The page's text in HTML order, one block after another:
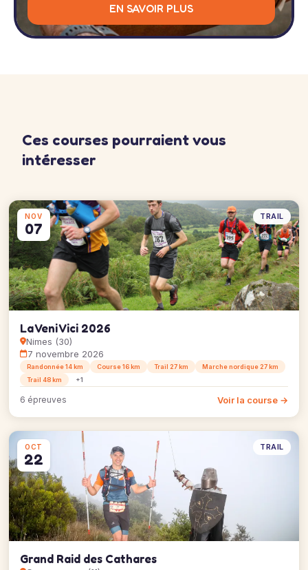
EN SAVOIR PLUS
Ces courses pourraient vous
intéresser
NOV
07
TRAIL
La Veni Vici 2026
Nimes (30)
7 novembre 2026
Randonnée 14 km Course 16 km Trail 27 km
Marche nordique 27 km
Trail 48 km
+1
6 épreuves Voir la course →
OCT
22
TRAIL
Grand Raid des Cathares